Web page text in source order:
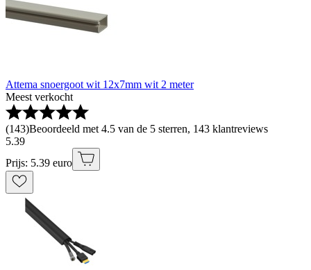
Attema snoergoot wit 12x7mm wit 2 meter
Meest verkocht
(143)Beoordeeld met 4.5 van de 5 sterren, 143 klantreviews
5.39
Prijs: 5.39 euro